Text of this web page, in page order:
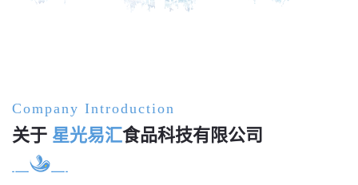
Company Introduction
关于 星光易汇食品科技有限公司